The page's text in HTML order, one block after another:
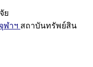
ย
ฬาฯ สถาบันทรัพย์สิน